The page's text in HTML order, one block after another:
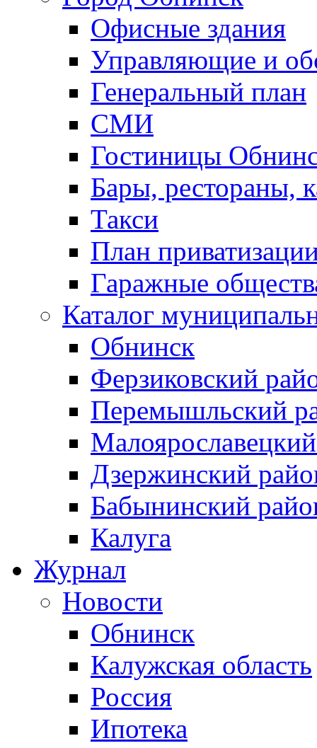
Офисные здания
Управляющие и
Генеральный план
СМИ
Гостиницы
Бары, рестораны,
Такси
План
Гаражные
Каталог
Обнинск
Ферзиковский
Перемышльский
Дзержинский
Бабынинский
Калуга
Журнал
Новости
Обнинск
Калужская область
Россия
Ипотека